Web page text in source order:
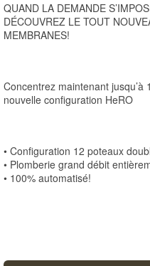
QUAND LA DEMANDE
DÉCOUVREZ LE TOUT
MEMBRANES!
Concentrez maintenant
nouvelle configuration HeRO
• Configuration 12 poteaux
• Plomberie grand débit
• 100% automatisé!